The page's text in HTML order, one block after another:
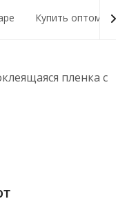
Купить оптом
пленка с